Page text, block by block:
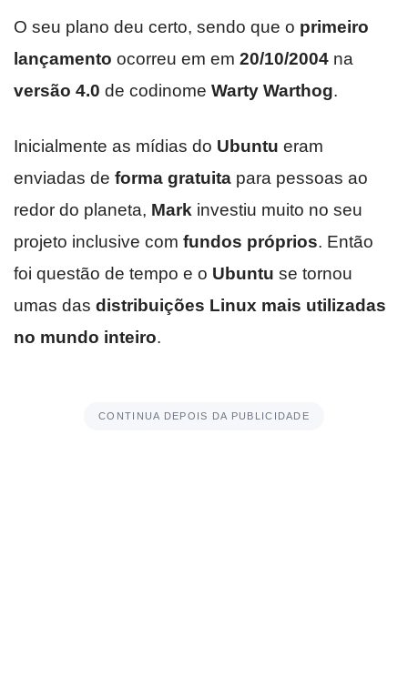
O seu plano deu certo, sendo que o primeiro
lançamento ocorreu em em 20/10/2004 na
versão 4.0 de codinome Warty Warthog.
Inicialmente as mídias do Ubuntu eram
enviadas de forma gratuita para pessoas ao
redor do planeta, Mark investiu muito no seu
projeto inclusive com fundos próprios. Então
foi questão de tempo e o Ubuntu se tornou
umas das distribuições Linux mais utilizadas
no mundo inteiro.
CONTINUA DEPOIS DA PUBLICIDADE